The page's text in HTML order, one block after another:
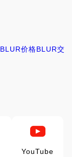
BLUR价格BLUR交
YouTube